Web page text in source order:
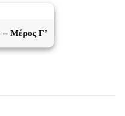
Μέρος Γ’